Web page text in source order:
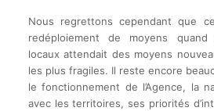
Nous regrettons cependant que
redéploiement de moyens quand
locaux attendait des moyens
les plus fragiles. Il reste encore
le fonctionnement de l’Agence, la
avec les territoires, ses priorités